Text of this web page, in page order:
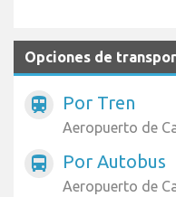
Opciones de
train Por Tren
Aeropuerto de
directions_bus Por Autobus
Aeropuerto de